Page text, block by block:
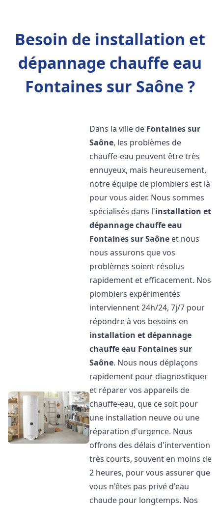
Besoin de installation et
dépannage chauffe eau
Fontaines sur Saône ?
Dans la ville de Fontaines sur
Saône, les problèmes de
chauffe-eau peuvent être très
ennuyeux, mais heureusement,
notre équipe de plombiers est là
pour vous aider. Nous sommes
spécialisés dans l'installation et
dépannage chauffe eau
Fontaines sur Saône et nous
nous assurons que vos
problèmes soient résolus
rapidement et efficacement. Nos
plombiers expérimentés
interviennent 24h/24, 7j/7 pour
répondre à vos besoins en
installation et dépannage
chauffe eau Fontaines sur
Saône. Nous nous déplaçons
rapidement pour diagnostiquer
et réparer vos appareils de
chauffe-eau, que ce soit pour
une installation neuve ou une
réparation d'urgence. Nous
offrons des délais d'intervention
très courts, souvent en moins de
2 heures, pour vous assurer que
vous n'êtes pas privé d'eau
chaude pour longtemps. Nos